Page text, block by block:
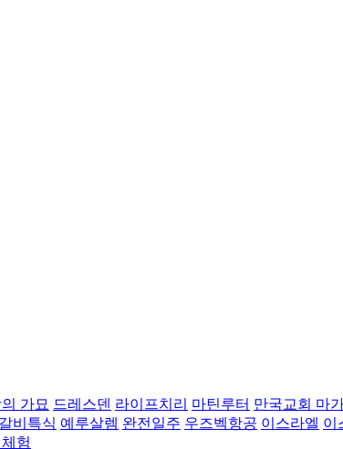
가묘 드레스덴 라이프치리 마틴루터 만국교회 마
비특식 예루살렘 완전일주 우즈벡항공 이스라엘 이
험